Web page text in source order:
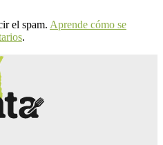
el spam. Aprende cómo se
.